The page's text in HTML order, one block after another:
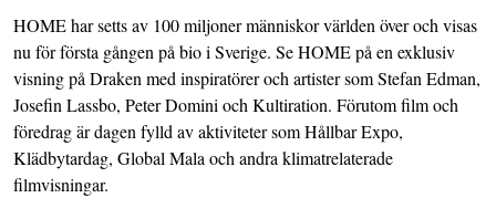
HOME har setts av 100 miljoner människor världen över och visas
nu för första gången på bio i Sverige. Se HOME på en exklusiv
visning på Draken med inspiratörer och artister som Stefan Edman,
Josefin Lassbo, Peter Domini och Kultiration. Förutom film och
föredrag är dagen fylld av aktiviteter som Hållbar Expo,
Klädbytardag, Global Mala och andra klimatrelaterade
filmvisningar.